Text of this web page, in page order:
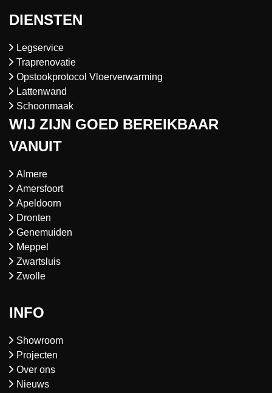
DIENSTEN
Legservice
Traprenovatie
Opstookprotocol Vloerverwarming
Lattenwand
Schoonmaak
WIJ ZIJN GOED BEREIKBAAR
VANUIT
Almere
Amersfoort
Apeldoorn
Dronten
Genemuiden
Meppel
Zwartsluis
Zwolle
INFO
Showroom
Projecten
Over ons
Nieuws